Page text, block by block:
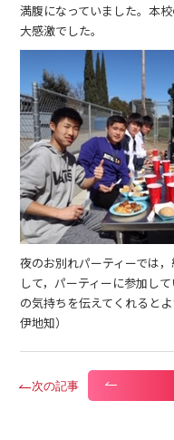
満腹になっていました。本
大感激でした。
夜のお別れパーティーでは
して，パーティーに参加し
の気持ちを伝えてくれると
伊地知）
次の記事